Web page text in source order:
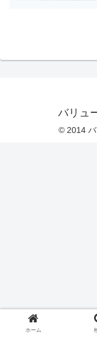
バリュ
© 2014 バ
ホーム